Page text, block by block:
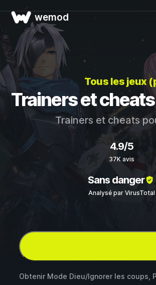
wemod
Tous les jeux
Trainers et
Trainers et cheats
4.9/5
37K avis
Sans danger
Analysé par VirusTotal
Obtenir Mode Dieu/Ignorer les coups,